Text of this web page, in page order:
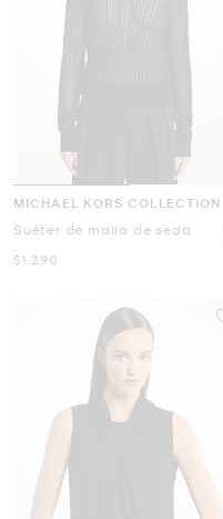
MICHAEL KORS COLLECTION
Suéter de malla de seda
Ahora
$1,290